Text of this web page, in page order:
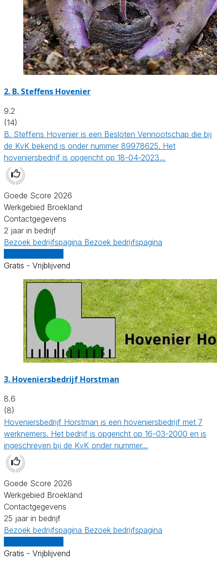
2. B. Steffens Hovenier
9.2
(14)
B. Steffens Hovenier is een Besloten Vennootschap die bij
de KvK bekend is onder nummer 89978625. Het
hoveniersbedrijf is opgericht op 18-04-2023…
Goede Score 2026
Werkgebied Broekland
Contactgegevens
2 jaar in bedrijf
Bezoek bedrijfspagina Bezoek bedrijfspagina
Gratis - Vrijblijvend
3. Hoveniersbedrijf Horstman
8.6
(8)
Hoveniersbedrijf Horstman is een hoveniersbedrijf met 7
werknemers. Het bedrijf is opgericht op 16-03-2000 en is
ingeschreven bij de KvK onder nummer…
Goede Score 2026
Werkgebied Broekland
Contactgegevens
25 jaar in bedrijf
Bezoek bedrijfspagina Bezoek bedrijfspagina
Gratis - Vrijblijvend